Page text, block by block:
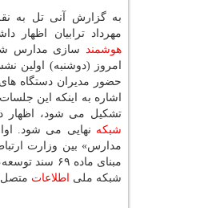
به گزارش آنی تل به
مهرداد ترابیان اظهار
هوشمند
امروز (دوشنبه) اولین
حضور مدیران دستگاه های
اشاره به اینكه این
تشكیل می شود، اظهار
شبكه نهایی می شود.
مدارس» بین وزارت
شبكه ملی اطلاعات متصل